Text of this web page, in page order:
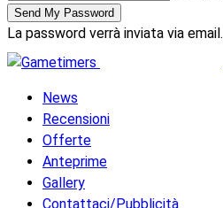
La password verrà inviata via email.
News
Recensioni
Offerte
Anteprime
Gallery
Contattaci/Pubblicità